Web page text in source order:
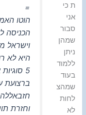
=
הוטו
הכניסה
וישראל
היא לא
5
וחזרת
ת כי
אני
סבור
שמהן
ניתן
ללמוד
בעוד
שמהצ
לחות
לא